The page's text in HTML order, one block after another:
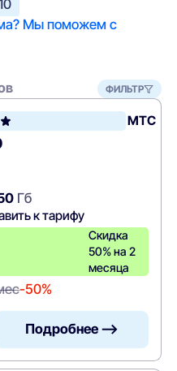
Мы поможем с
ФИЛЬТР
МТС
Гб
к тарифу
Скидка
50% на 2
месяца
-50%
Подробнее —>